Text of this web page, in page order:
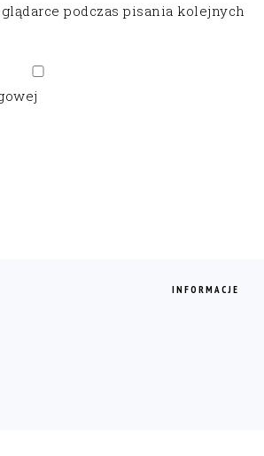
podczas pisania kolejnych
INFORMACJE